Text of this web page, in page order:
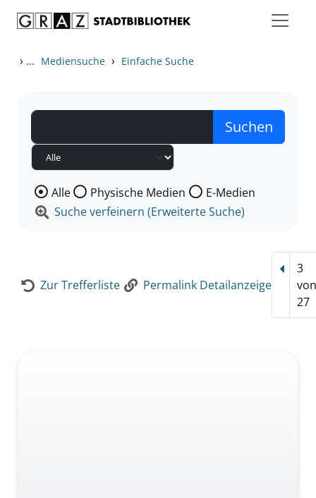
› ... Mediensuche › Einfache Suche
Wählen Sie die Medienart nach der Sie suchen wollen.
Alle Physische Medien
E-Medien
Suche verfeinern (Erweiterte Suche)
Zur Trefferliste Permalink Detailanzeige
3
27